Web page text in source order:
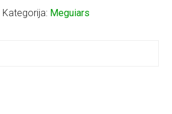
Kategorija: Meguiars